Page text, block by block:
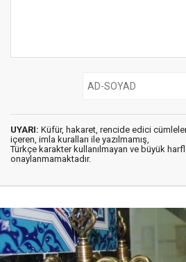
UYARI: Küfür, hakaret, rencide edici
içeren, imla kuralları ile yazılmamış,
Türkçe karakter kullanılmayan ve büyük
onaylanmamaktadır.